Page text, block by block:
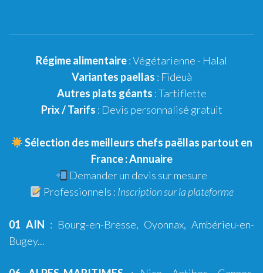
Régime alimentaire:Végétarienne - Halal
Variantes paellas : Fideuà
Autres plats géants : Tartiflette
Prix / Tarifs : Devis personnalisé gratuit
Sélection des meilleurs chefs paëllas partout en
France :Annuaire
Demander un devis sur mesure
Professionnels : Inscription sur la plateforme
01 AIN : Bourg-en-Bresse, Oyonnax, Ambérieu-en-
Bugey...